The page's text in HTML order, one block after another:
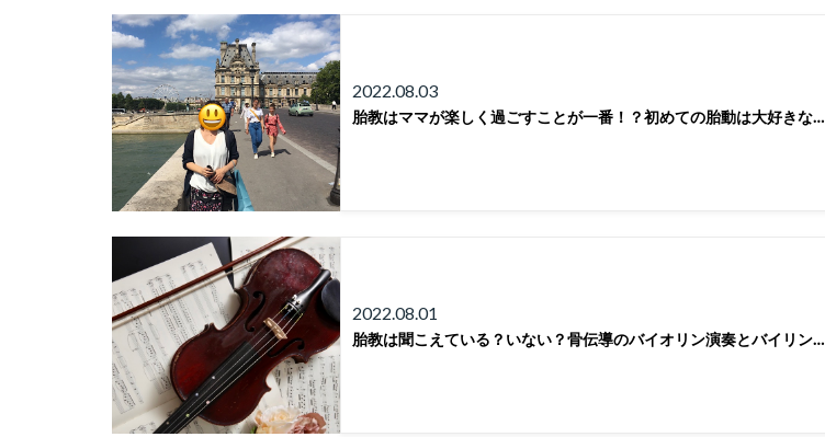
2022.08.03
胎教はママが楽しく過ごすことが一番！？初めての胎動は大好きな…
2022.08.01
胎教は聞こえている？いない？骨伝導のバイオリン演奏とバイリン…